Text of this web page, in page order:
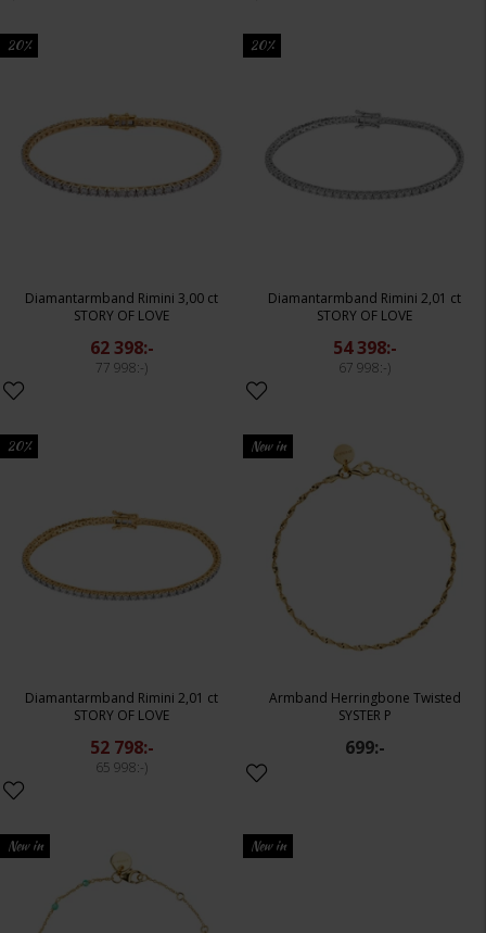
20%
Diamantarmband Rimini 3,00 ct
STORY OF LOVE
62 398:-
77 998:-
20%
Diamantarmband Rimini 2,01 ct
STORY OF LOVE
54 398:-
67 998:-
20%
Diamantarmband Rimini 2,01 ct
STORY OF LOVE
52 798:-
65 998:-
New in
Armband Herringbone Twisted
SYSTER P
699:-
New in New in